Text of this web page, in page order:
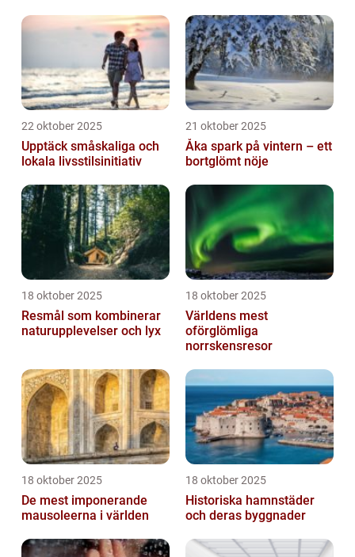
22 oktober 2025
Upptäck småskaliga och
lokala livsstilsinitiativ
21 oktober 2025
Åka spark på vintern – ett
bortglömt nöje
18 oktober 2025
Resmål som kombinerar
naturupplevelser och lyx
18 oktober 2025
Världens mest
oförglömliga
norrskensresor
18 oktober 2025
De mest imponerande
mausoleerna i världen
18 oktober 2025
Historiska hamnstäder
och deras byggnader